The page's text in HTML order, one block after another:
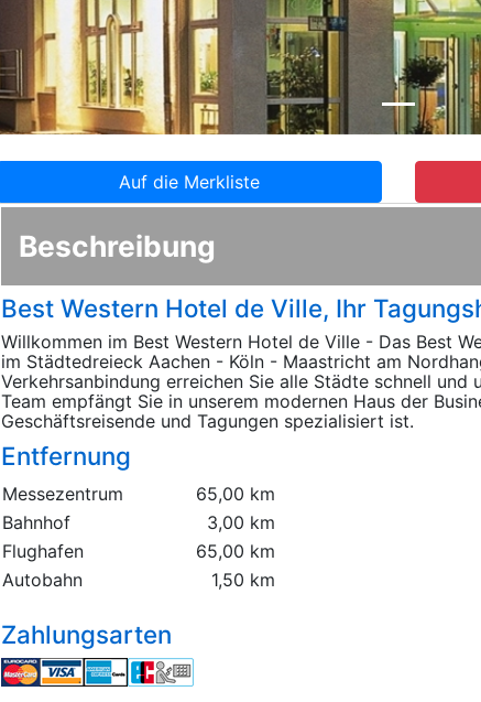
Auf die Merkliste
Beschreibung
Best Western Hotel de Ville, Ihr
Willkommen im Best Western Hotel de Ville - Das Best
im Städtedreieck Aachen - Köln - Maastricht am
Verkehrsanbindung erreichen Sie alle Städte schnell
Team empfängt Sie in unserem modernen Haus der
Geschäftsreisende und Tagungen spezialisiert ist.
Entfernung
Messezentrum
65,00 km
Bahnhof
3,00 km
Flughafen
65,00 km
Autobahn
1,50 km
Zahlungsarten